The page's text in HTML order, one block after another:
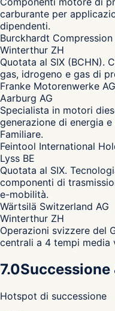
carburante per
dipendenti.
Burckhardt Compression
Winterthur ZH
Quotata al SIX (BCHN).
gas, idrogeno e gas di
Franke Motorenwerke AG
Aarburg AG
Specialista in motori
generazione di energia
Familiare.
Feintool International
Lyss BE
Quotata al SIX.
componenti di
e-mobilità.
Wärtsilä Switzerland AG
Winterthur ZH
Operazioni svizzere del
centrali a 4 tempi media
7.0Successione
Hotspot di successione